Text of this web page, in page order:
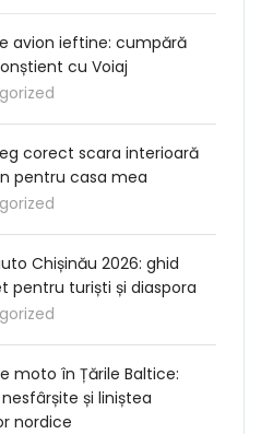
avion ieftine: cumpără
cu Voiaj
corect scara interioară
pentru casa mea
Chișinău 2026: ghid
pentru turiști și diaspora
moto în Țările Baltice:
și liniștea
nordice